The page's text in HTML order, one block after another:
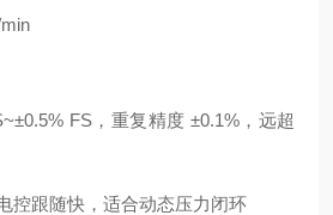
FS，重复精度 ±0.1%，远超
控跟随快，适合动态压力闭环